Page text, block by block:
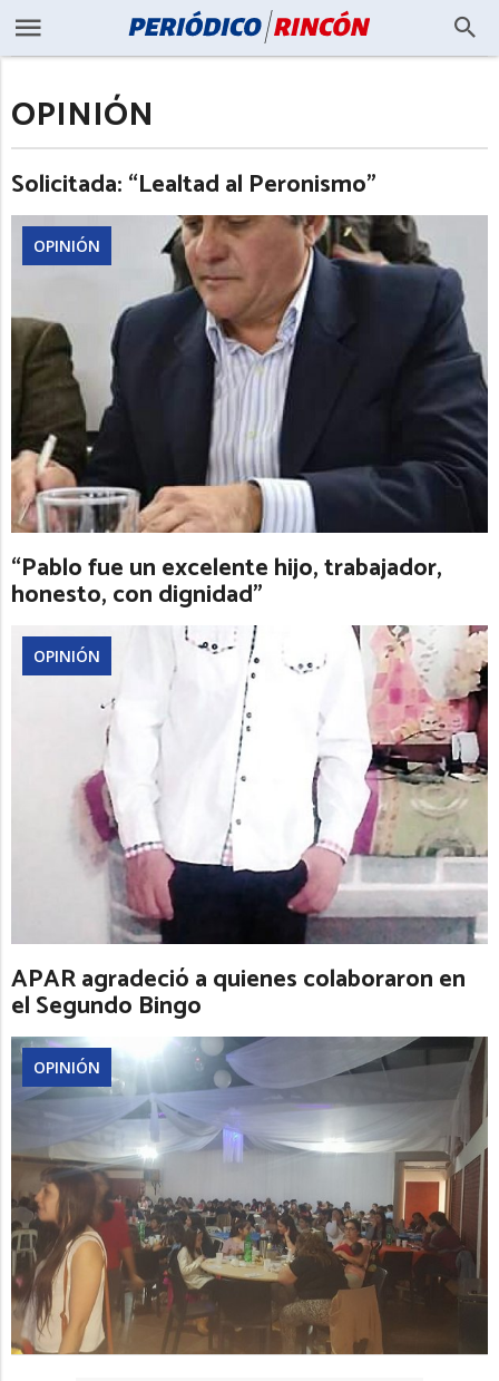
OPINIÓN
Solicitada: “Lealtad al Peronismo”
OPINIÓN
“Pablo fue un excelente hijo, trabajador,
honesto, con dignidad”
OPINIÓN
APAR agradeció a quienes colaboraron en
el Segundo Bingo
OPINIÓN